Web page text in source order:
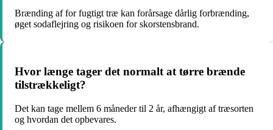
Brænding af for fugtigt træ kan forårsage dårlig forbrænding,
øget sodaflejring og risikoen for skorstensbrand.
Hvor længe tager det normalt at tørre brænde
tilstrækkeligt?
Det kan tage mellem 6 måneder til 2 år, afhængigt af træsorten
og hvordan det opbevares.